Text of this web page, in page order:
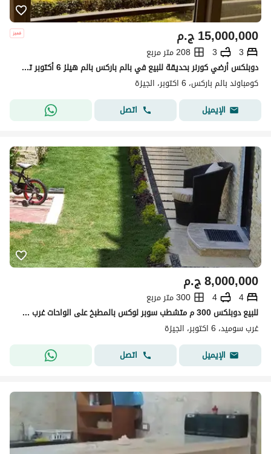
ج.م15,000,000
3
3
208 متر مربع
دوبلكس أرضي كورنر بحديقة للبيع في بالم باركس بالم هيلز 6 أكتوبر تشطيب سوبر لوكس بالمطبخ Palm Parks Palm Hills 6th of October
كومباوند بالم باركس، 6 اكتوبر، الجيزة
الإيميل
اتصل
ج.م8,000,000
4
4
300 متر مربع
للبيع دوبلكس 300 م متشطب سوبر لوكس بالمطبخ على الواحات غرب سوميد اكتوبر
غرب سوميد، 6 اكتوبر، الجيزة
الإيميل
اتصل